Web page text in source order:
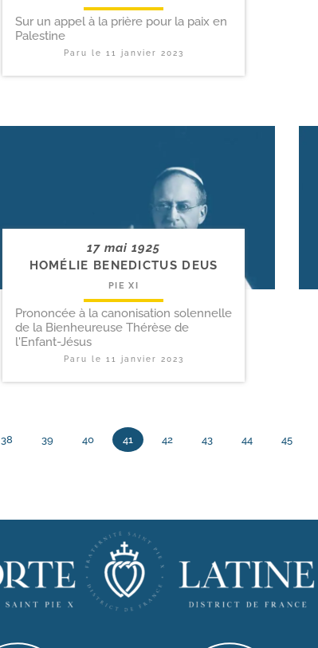
Sur un appel à la prière pour la paix en
Palestine
Paru le 11 janvier 2023
17 mai 1925
HOMÉLIE BENEDICTUS DEUS
PIE XI
Prononcée à la canonisation solennelle
de la Bienheureuse Thérèse de
l'Enfant-Jésus
Paru le 11 janvier 2023
38 39 40 41 42 43 44 45